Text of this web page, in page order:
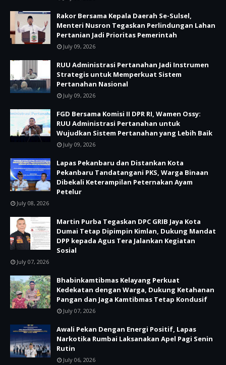
Rakor Bersama Kepala Daerah Se-Sulsel,
Menteri Nusron Tegaskan Perlindungan Lahan
Pertanian Jadi Prioritas Pemerintah
July 09, 2026
RUU Administrasi Pertanahan Jadi Instrumen
Strategis untuk Memperkuat Sistem
Pertanahan Nasional
July 09, 2026
FGD Bersama Komisi II DPR RI, Wamen Ossy:
RUU Administrasi Pertanahan untuk
Wujudkan Sistem Pertanahan yang Lebih Baik
July 09, 2026
Lapas Pekanbaru dan Distankan Kota
Pekanbaru Tandatangani PKS, Warga Binaan
Dibekali Keterampilan Peternakan Ayam
Petelur
July 08, 2026
Martin Purba Tegaskan DPC GRIB Jaya Kota
Dumai Tetap Dipimpin Kimlan, Dukung Mandat
DPP kepada Agus Tera Jalankan Kegiatan
Sosial
July 07, 2026
Bhabinkamtibmas Kelayang Perkuat
Kedekatan dengan Warga, Dukung Ketahanan
Pangan dan Jaga Kamtibmas Tetap Kondusif
July 07, 2026
Awali Pekan Dengan Energi Positif, Lapas
Narkotika Rumbai Laksanakan Apel Pagi Senin
Rutin
July 06, 2026